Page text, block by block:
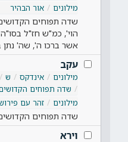
מילונים
אור הבהיר
שדה תפוחים
הוי', כמ"ש חז"ל
אשר ברכו ה', שה' נתן
עקב
מילונים אינדקס ש
שדה תפוחים
מילונים
זהר עם
שדה תפוחים
וירא